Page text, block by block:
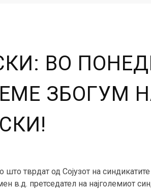
ВО
ЗБОГУМ
тврдат од Сојузот на
в.д. претседател на најголемиот